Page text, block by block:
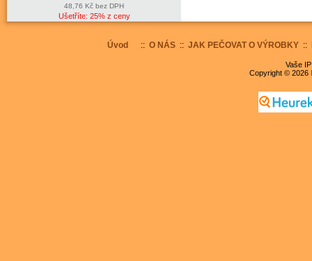
48,76 Kč bez DPH
Ušetříte: 25% z ceny
Úvod :: O NÁS:: JAK PEČOVAT O VÝROBKY::
Vaše
Copyright © 2026